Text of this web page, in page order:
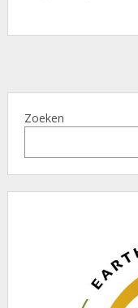
Zoeken